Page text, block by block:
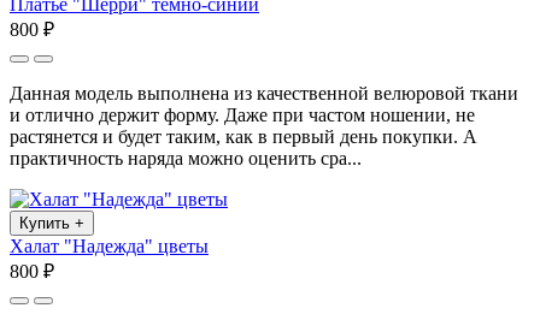
Платье "Шерри" темно-синий
800 ₽
Данная модель выполнена из качественной велюровой ткани
и отлично держит форму. Даже при частом ношении, не
растянется и будет таким, как в первый день покупки. А
практичность наряда можно оценить сра...
Купить +
Халат "Надежда" цветы
800 ₽